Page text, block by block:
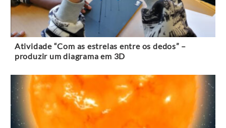
Atividade “Com as estrelas entre os dedos” –
produzir um diagrama em 3D